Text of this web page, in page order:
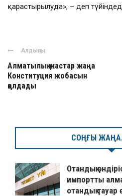
қарастырылуда», – деп
Алдыңғы
Алматылық жастар жаңа
Конституция жобасын
қолдады
СОҢҒЫ
Отандық
импортты
отандық тауар